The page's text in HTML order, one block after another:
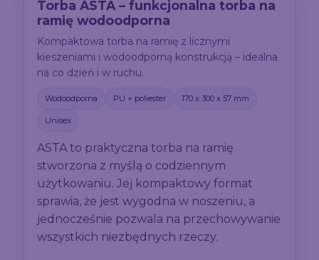
Torba ASTA – funkcjonalna torba na
ramię wodoodporna
Kompaktowa torba na ramię z licznymi
kieszeniami i wodoodporną konstrukcją – idealna
na co dzień i w ruchu.
Wodoodporna PU + poliester 170 x 300 x 57 mm
Unisex
ASTA to praktyczna torba na ramię
stworzona z myślą o codziennym
użytkowaniu. Jej kompaktowy format
sprawia, że jest wygodna w noszeniu, a
jednocześnie pozwala na przechowywanie
wszystkich niezbędnych rzeczy.